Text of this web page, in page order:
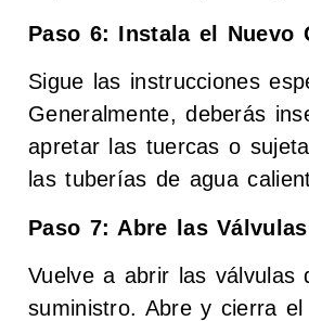
Paso 6: Instala el Nuevo
Sigue las instrucciones
Generalmente, deberás
apretar las tuercas o
las tuberías de agua
Paso 7: Abre las
Vuelve a abrir las válvulas
suministro. Abre y cierra